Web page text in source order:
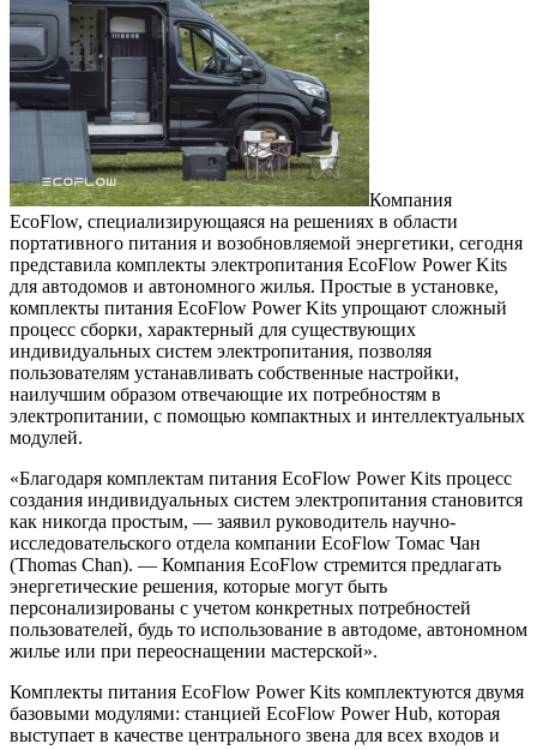
Компания
EcoFlow, специализирующаяся на решениях в области
портативного питания и возобновляемой энергетики, сегодня
представила комплекты электропитания EcoFlow Power Kits
для автодомов и автономного жилья. Простые в установке,
комплекты питания EcoFlow Power Kits упрощают сложный
процесс сборки, характерный для существующих
индивидуальных систем электропитания, позволяя
пользователям устанавливать собственные настройки,
наилучшим образом отвечающие их потребностям в
электропитании, с помощью компактных и интеллектуальных
модулей.
«Благодаря комплектам питания EcoFlow Power Kits процесс
создания индивидуальных систем электропитания становится
как никогда простым, — заявил руководитель научно-
исследовательского отдела компании EcoFlow Томас Чан
(Thomas Chan). — Компания EcoFlow стремится предлагать
энергетические решения, которые могут быть
персонализированы с учетом конкретных потребностей
пользователей, будь то использование в автодоме, автономном
жилье или при переоснащении мастерской».
Комплекты питания EcoFlow Power Kits комплектуются двумя
базовыми модулями: станцией EcoFlow Power Hub, которая
выступает в качестве центрального звена для всех входов и